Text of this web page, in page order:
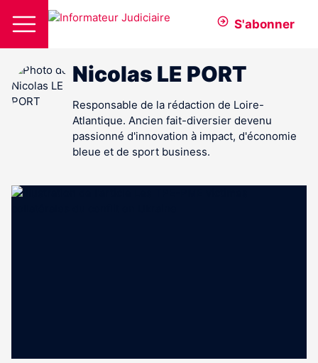
S'abonner
Nicolas LE PORT
Responsable de la rédaction de Loire-
Atlantique. Ancien fait-diversier devenu
passionné d'innovation à impact, d'économie
bleue et de sport business.